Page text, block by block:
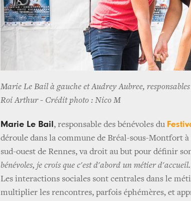
Marie Le Bail à gauche et Audrey Aubree,
Roi Arthur - Crédit photo : Nico M
Marie Le Bail , responsable des bénévoles du
déroule dans la commune de Bréal-sous-Montfort
sud-ouest de Rennes, va droit au but pour définir
bénévoles, je crois que c'est d'abord un métier
Les interactions sociales sont centrales dans le
multiplier les rencontres, parfois éphémères, et